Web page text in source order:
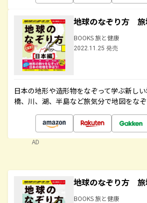
地球のなぞり方
BOOKS 旅と健康
2022.11.25 発売
日本の地形や造形物をなぞって学ぶ新し
橋、川、湖、半島など旅気分で地図をな
AD
地球のなぞり方
BOOKS 旅と健康